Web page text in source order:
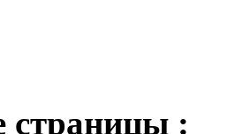
страницы :